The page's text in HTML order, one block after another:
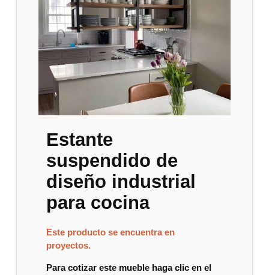
Estante
suspendido de
diseño industrial
para cocina
Este producto se encuentra en
proyectos.
Para cotizar este mueble haga clic en el